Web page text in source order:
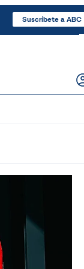
Suscríbete a ABC